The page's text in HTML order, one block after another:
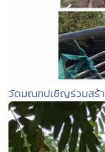
วัดมณฑปเชิญร่วมสร้า